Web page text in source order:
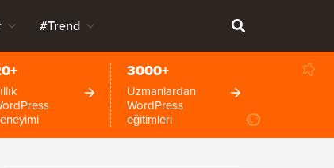
#Trend
3000+
Uzmanlardan
WordPress
eğitimleri